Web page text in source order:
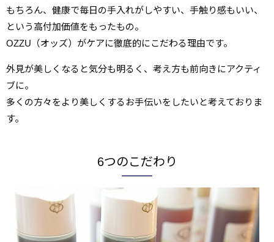
もちろん、健康で毎日の手入れがしやすい、手触り感もいい、
という高付加価値をもったもの。
OZZU（オッズ）がケアに徹底的にこだわる理由です。
外見が美しくなると気分も明るく、考え方も前向きにアクティ
ブに。
多くの方々をより美しくするお手伝いをしたいと考えておりま
す。
6つのこだわり